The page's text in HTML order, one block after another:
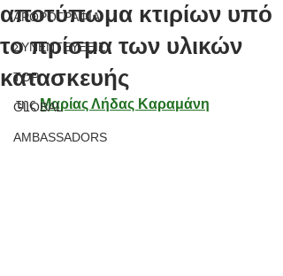
ΑΡΘΡΟΓΡΑΦΙΑ
ΣΥΝΕΝΤΕΥΞΕΙΣ
TOP
GLOBAL
AMBASSADORS
αποτύπωμα κτιρίων υπό
το πρίσμα των υλικών
κατασκευής
της Μαρίας Λήδας Καραμάνη